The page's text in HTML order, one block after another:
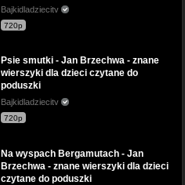
Bajkidladziecitv
720p
Psie smutki - Jan Brzechwa - znane
wierszyki dla dzieci czytane do
poduszki
Bajkidladziecitv
720p
Na wyspach Bergamutach - Jan
Brzechwa - znane wierszyki dla dzieci
czytane do poduszki